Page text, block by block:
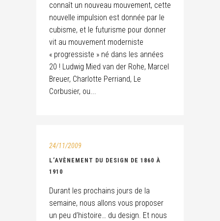
connaît un nouveau mouvement, cette
nouvelle impulsion est donnée par le
cubisme, et le futurisme pour donner
vit au mouvement moderniste
« progressiste » né dans les années
20 ! Ludwig Mied van der Rohe, Marcel
Breuer, Charlotte Perriand, Le
Corbusier, ou...
24/11/2009
L’AVÈNEMENT DU DESIGN DE 1860 À
1910
Durant les prochains jours de la
semaine, nous allons vous proposer
un peu d’histoire… du design. Et nous